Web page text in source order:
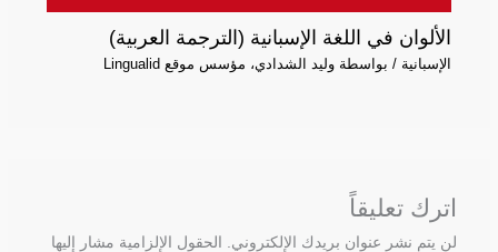
الألوان في اللغة الإسبانية (الترجمة العربية)
الإسبانية / بواسطة وليد الشدادي، مؤسس موقع Lingualid
اترك تعليقاً
لن يتم نشر عنوان بريدك الإلكتروني.
الحقول الإلزامية مشار إليها